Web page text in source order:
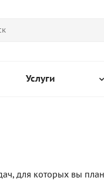
Услуги
для которых вы